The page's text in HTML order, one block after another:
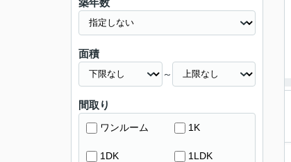
築年数
面積
～
間取り
ワンルーム 1K
1DK 1LDK